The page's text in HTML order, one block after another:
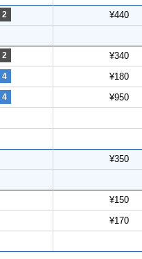
2 ¥440
2 ¥340
4 ¥180
4 ¥950
¥350
¥150
¥170